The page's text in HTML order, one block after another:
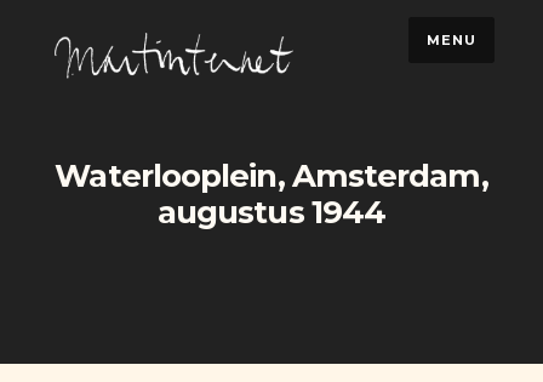
MENU
Waterlooplein, Amsterdam,
augustus 1944